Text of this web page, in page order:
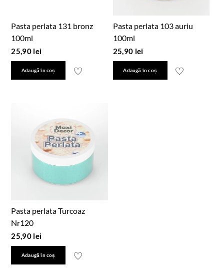
Pasta perlata 131 bronz
100ml
25,90 lei
Adaugă în coș
Pasta perlata 103 auriu
100ml
25,90 lei
Adaugă în coș
Pasta perlata Turcoaz
Nr120
25,90 lei
Adaugă în coș